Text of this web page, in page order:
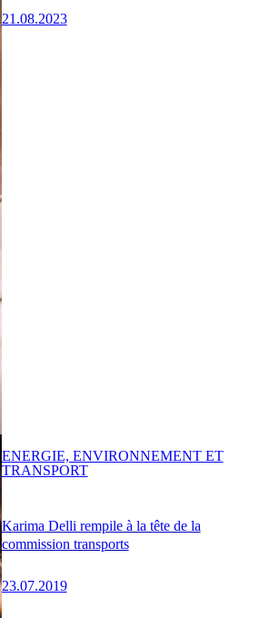
21.08.2023
Karima Delli rempile à la tête de la
commission transports
23.07.2019
ENERGIE, ENVIRONNEMENT ET
TRANSPORT